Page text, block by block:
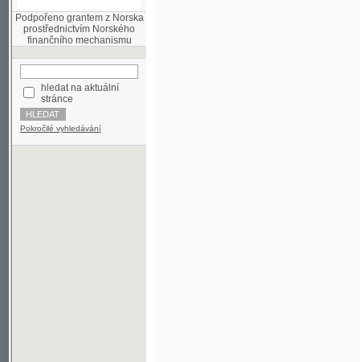
hledat na aktuální
stránce
Pokročilé vyhledávání